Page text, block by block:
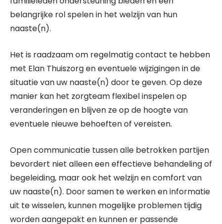
belangrijke rol spelen in het welzijn van hun
naaste(n).
Het is raadzaam om regelmatig contact te hebben
met Elan Thuiszorg en eventuele wijzigingen in de
situatie van uw naaste(n) door te geven. Op deze
manier kan het zorgteam flexibel inspelen op
veranderingen en blijven ze op de hoogte van
eventuele nieuwe behoeften of vereisten.
Open communicatie tussen alle betrokken partijen
bevordert niet alleen een effectieve behandeling of
begeleiding, maar ook het welzijn en comfort van
uw naaste(n). Door samen te werken en informatie
uit te wisselen, kunnen mogelijke problemen tijdig
worden aangepakt en kunnen er passende